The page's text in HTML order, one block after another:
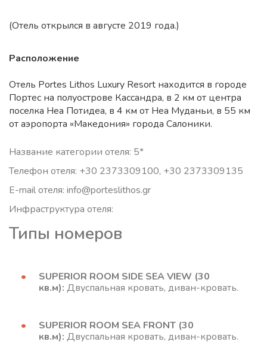
(Отель открылся в августе 2019 года.)
Расположение
Отель Portes Lithos Luxury Resort находится в городе
Портес на полуострове Кассандра, в 2 км от центра
поселка Неа Потидеа, в 4 км от Неа Муданьи, в 55 км
от аэропорта «Македония» города Салоники.
Название категории отеля: 5*
Телефон отеля: +30 2373309100, +30 2373309135
E-mail отеля: info@porteslithos.gr
Инфраструктура отеля:
Типы номеров
SUPERIOR ROOM SIDE SEA VIEW (30
кв.м): Двуспальная кровать, диван-кровать.
SUPERIOR ROOM SEA FRONT (30
кв.м): Двуспальная кровать, диван-кровать.